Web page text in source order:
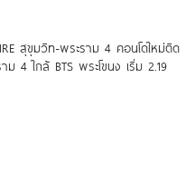
สุขุมวิท-พระราม 4 คอนโดใหม่ติด
ม 4 ใกล้ BTS พระโขนง เริ่ม 2.19